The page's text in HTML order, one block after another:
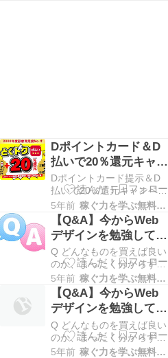
Dポイントカード＆D
払いで20％還元キャン
ペーン実施中
Dポイントカード提示＆D
払いで20％還元キャンペー
ンが始まったようですね。
自分はドコモでもないし、
Dポイントは最近まで無視
してたんですが、ハピタス
のポイントがチャージ出来
るようになったのをきっか
けに今は使うようになって
います。 キャンペーンも
結構多いし、Ｔポイントと
かよりもよ…
5年前 稼ぐ力を学ぶ無料講座
【Q&A】今からWeb
デザインを勉強して仕
事になるでしょうか？
Q どんなものを買えば良い
のか、まったく分からず困
っていたので助かりまし
た。ありがとうございま
す。 ちなみに、私は48歳
なのですが、今からWebデ
ザインを勉強して、仕事に
なるでしょうか？ また、
パソコンを使用して、この
5年前 稼ぐ力を学ぶ無料講座
【Q&A】今からWeb
デザインを勉強して仕
事になるでしょうか？
Q どんなものを買えば良い
のか、まったく分からず困
っていたので助かりまし
5年前 稼ぐ力を学ぶ無料講座